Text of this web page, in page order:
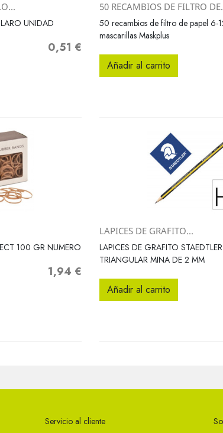
UNIDAD
Precio
0,51 €
 Vista
50 RECAMBIOS DE FILTRO
50 recambios de filtro de papel 6-
mascarillas Maskplus
Añadir al carrito
100 GR NUMERO
Precio
1,94 €
Vista rápida
LAPICES DE GRAFITO...
LAPICES DE GRAFITO
TRIANGULAR MINA DE 2 MM
Añadir al carrito
Servicio al cliente